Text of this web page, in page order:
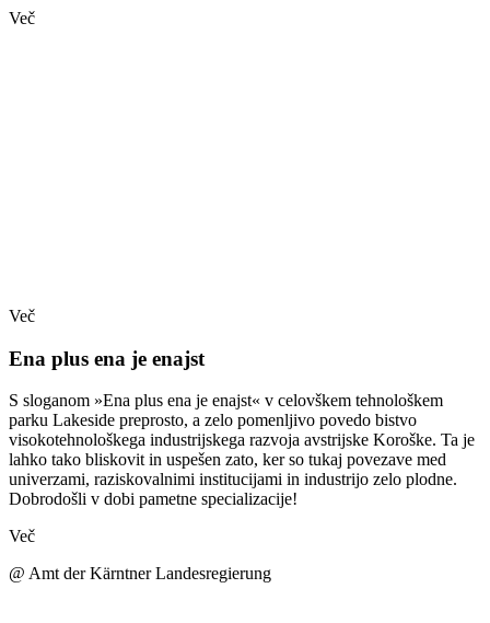
Več
Več
Ena plus ena je enajst
S sloganom »Ena plus ena je enajst« v celovškem tehnološkem
parku Lakeside preprosto, a zelo pomenljivo povedo bistvo
visokotehnološkega industrijskega razvoja avstrijske Koroške. Ta je
lahko tako bliskovit in uspešen zato, ker so tukaj povezave med
univerzami, raziskovalnimi institucijami in industrijo zelo plodne.
Dobrodošli v dobi pametne specializacije!
Več
@ Amt der Kärntner Landesregierung